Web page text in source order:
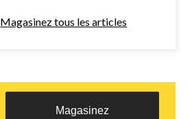
Magasinez tous les articles
Magasinez